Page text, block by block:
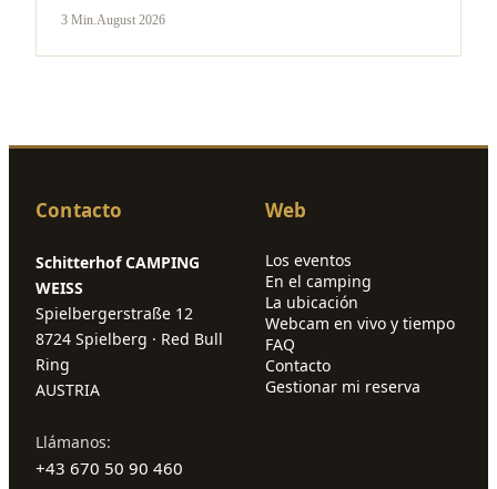
3 Min.August 2026
Contacto
Schitterhof CAMPING
WEISS
Spielbergerstraße 12
8724 Spielberg · Red Bull
Ring
AUSTRIA
Llámanos:
+43 670 50 90 460
Web
Los eventos
En el camping
La ubicación
Webcam en vivo y tiempo
FAQ
Contacto
Gestionar mi reserva